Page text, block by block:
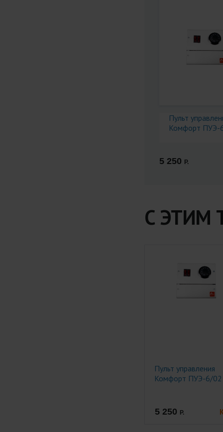
Пульт
Комфорт ПУЭ-
5 250 Р.
С ЭТИМ
Пульт управления
Комфорт ПУЭ-6/02
5 250 Р.